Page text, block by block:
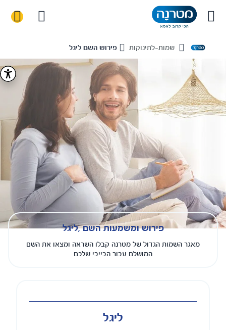
Home שמות-לתינוקות פירוש השם ליגל
פירוש ומשמעות השם ,ליגל
מאגר השמות הגדול של מטרנה קבלו השראה ומצאו את השם
המושלם עבור הבייבי שלכם
ליגל